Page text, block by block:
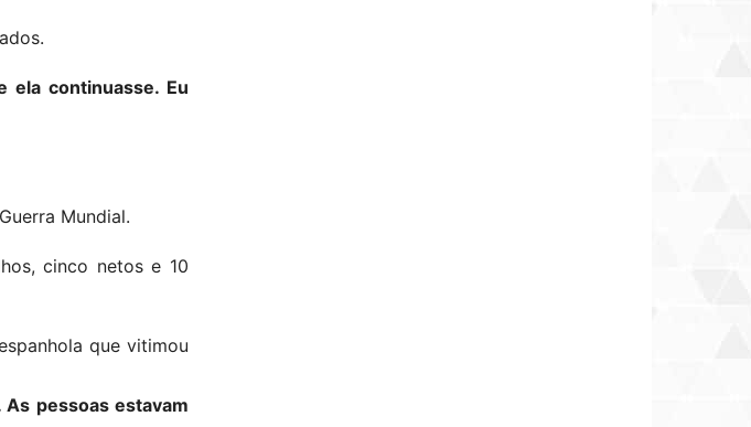
ela continuasse. Eu
Mundial.
cinco netos e 10
que vitimou
pessoas estavam